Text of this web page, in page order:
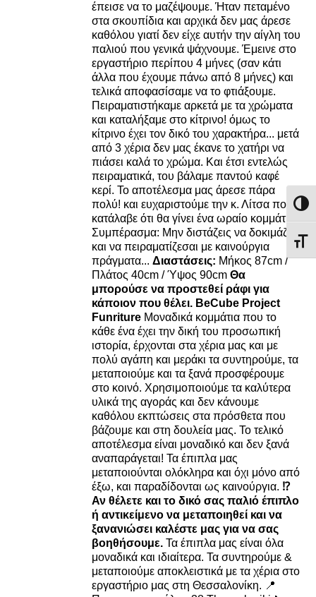
έπεισε να το μαζέψουμε. Ήταν πεταμένο
στα σκουπίδια και αρχικά δεν μας άρεσε
καθόλου γιατί δεν είχε αυτήν την αίγλη του
παλιού που γενικά ψάχνουμε. Έμεινε στο
εργαστήριο περίπου 4 μήνες (σαν κάτι
άλλα που έχουμε πάνω από 8 μήνες) και
τελικά αποφασίσαμε να το φτιάξουμε.
Πειραματιστήκαμε αρκετά με τα χρώματα
και καταλήξαμε στο κίτρινο! όμως το
κίτρινο έχει τον δικό του χαρακτήρα... μετά
από 3 χέρια δεν μας έκανε το χατήρι να
πιάσει καλά το χρώμα. Και έτσι εντελώς
πειραματικά, του βάλαμε παντού καφέ
κερί. Το αποτέλεσμα μας άρεσε πάρα
πολύ! και ευχαριστούμε την κ. Λίτσα που
κατάλαβε ότι θα γίνει ένα ωραίο κομμάτι.
Συμπέρασμα: Μην διστάζεις να δοκιμάζεις
και να πειραματίζεσαι με καινούργια
πράγματα...Διαστάσεις: Μήκος 87cm /
Πλάτος 40cm / Ύψος 90cm Θα
μπορούσε να προστεθεί ράφι για
κάποιον που θέλει. BeCube Project
Funriture Μοναδικά κομμάτια που το
κάθε ένα έχει την δική του προσωπική
ιστορία, έρχονται στα χέρια μας και με
πολύ αγάπη και μεράκι τα συντηρούμε, τα
μεταποιούμε και τα ξανά προσφέρουμε
στο κοινό. Χρησιμοποιούμε τα καλύτερα
υλικά της αγοράς και δεν κάνουμε
καθόλου εκπτώσεις στα πρόσθετα που
βάζουμε και στη δουλεία μας. Το τελικό
αποτέλεσμα είναι μοναδικό και δεν ξανά
αναπαράγεται! Τα έπιπλα μας
μεταποιούνται ολόκληρα και όχι μόνο από
έξω, και παραδίδονται ως καινούργια. ⁉️
Αν θέλετε και το δικό σας παλιό έπιπλο
ή αντικείμενο να μεταποιηθεί και να
ξανανιώσει καλέστε μας για να σας
βοηθήσουμε.Τα έπιπλα μας είναι όλα
μοναδικά και ιδιαίτερα. Τα συντηρούμε &
μεταποιούμε αποκλειστικά με τα χέρια στο
εργαστήριο μας στη Θεσσαλονίκη. 📍